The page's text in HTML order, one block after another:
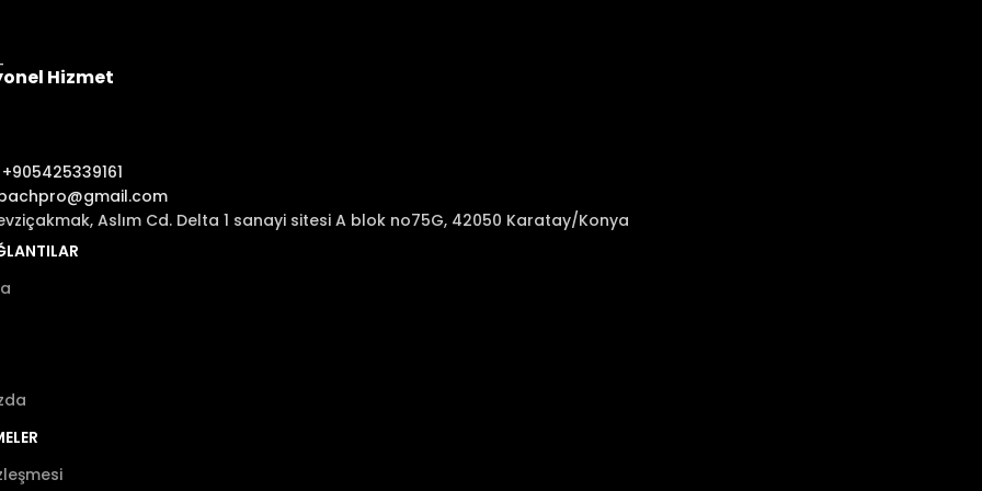
Hizmet
+905425339161
Aslım Cd. Delta 1 sanayi sitesi A blok no75G, 42050 Karatay/Konya